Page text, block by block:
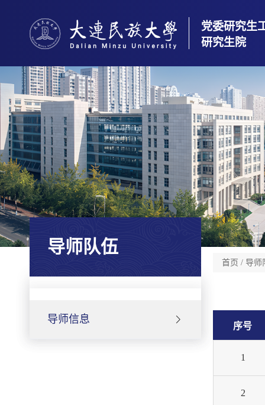
党委研究生
研究生院
导师队伍
导师信息
首页 / 导师
序号
1
2